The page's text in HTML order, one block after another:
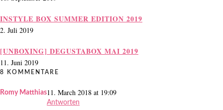
INSTYLE BOX SUMMER EDITION 2019
2. Juli 2019
[UNBOXING] DEGUSTABOX MAI 2019
11. Juni 2019
8 KOMMENTARE
Romy Matthias11. March 2018 at 19:09
Antworten